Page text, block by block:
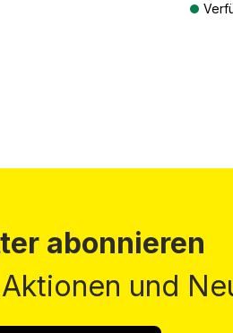
abonnieren
und